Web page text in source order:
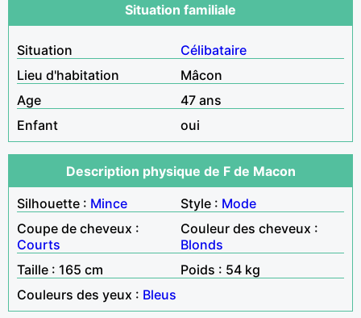
Situation familiale
Situation
Célibataire
Lieu d'habitation
Mâcon
Age
47 ans
Enfant
oui
Description physique de F de Macon
Silhouette : Mince Style : Mode
Coupe de cheveux :
Courts
Couleur des cheveux :
Blonds
Taille : 165 cm
Poids : 54 kg
Couleurs des yeux : Bleus